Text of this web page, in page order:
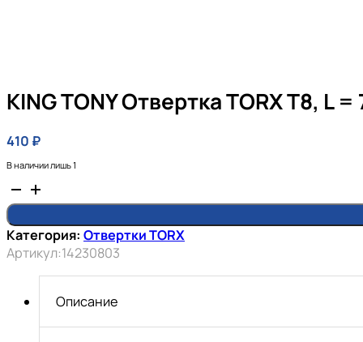
KING TONY Отвертка TORX Т8, L
410 ₽
В наличии лишь 1
Количество
товара
KING
TONY
Отвертка
TORX
Категория: Отвертки TORX
Артикул:14230803
Описание